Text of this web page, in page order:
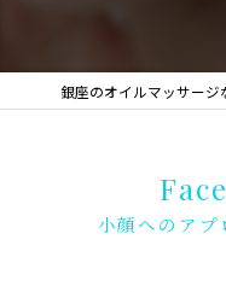
小顔へのア